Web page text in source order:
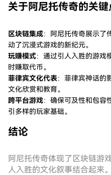
关于阿尼托传奇的关键
区块链集成：阿尼托传奇展示了
动了沉浸式游戏的新纪元。
玩赚模式：通过引人入胜的游戏
时赚取代币。
菲律宾文化代表：菲律宾神话的
文化欣赏和教育。
跨平台游戏：确保可及性和包容
引多样的玩家基础。
结论
阿尼托传奇体现了区块链游
人入胜的文化叙事结合起来